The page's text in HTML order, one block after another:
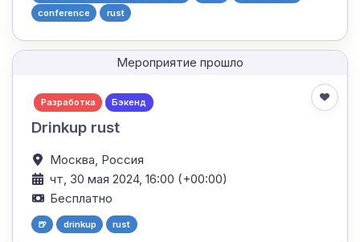
conference
rust
Мероприятие прошло
Разработка Бэкенд
Drinkup rust
Москва, Россия
чт, 30 мая 2024, 16:00 (+00:00)
Бесплатно
🍺 drinkup rust